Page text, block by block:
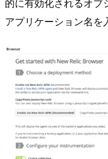
アプリケーション名を